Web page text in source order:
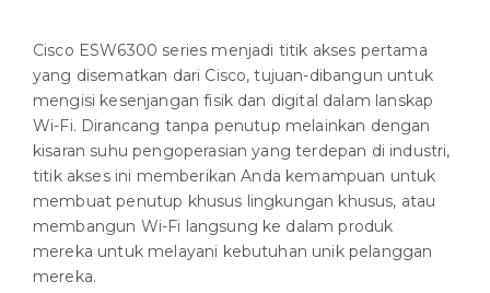
Cisco ESW6300 series menjadi titik akses pertama
yang disematkan dari Cisco, tujuan-dibangun untuk
mengisi kesenjangan fisik dan digital dalam lanskap
Wi-Fi. Dirancang tanpa penutup melainkan dengan
kisaran suhu pengoperasian yang terdepan di industri,
titik akses ini memberikan Anda kemampuan untuk
membuat penutup khusus lingkungan khusus, atau
membangun Wi-Fi langsung ke dalam produk
mereka untuk melayani kebutuhan unik pelanggan
mereka.